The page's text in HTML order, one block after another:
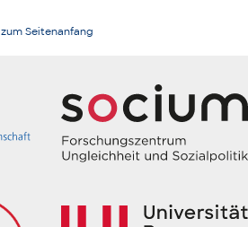
zum Seitenanfang